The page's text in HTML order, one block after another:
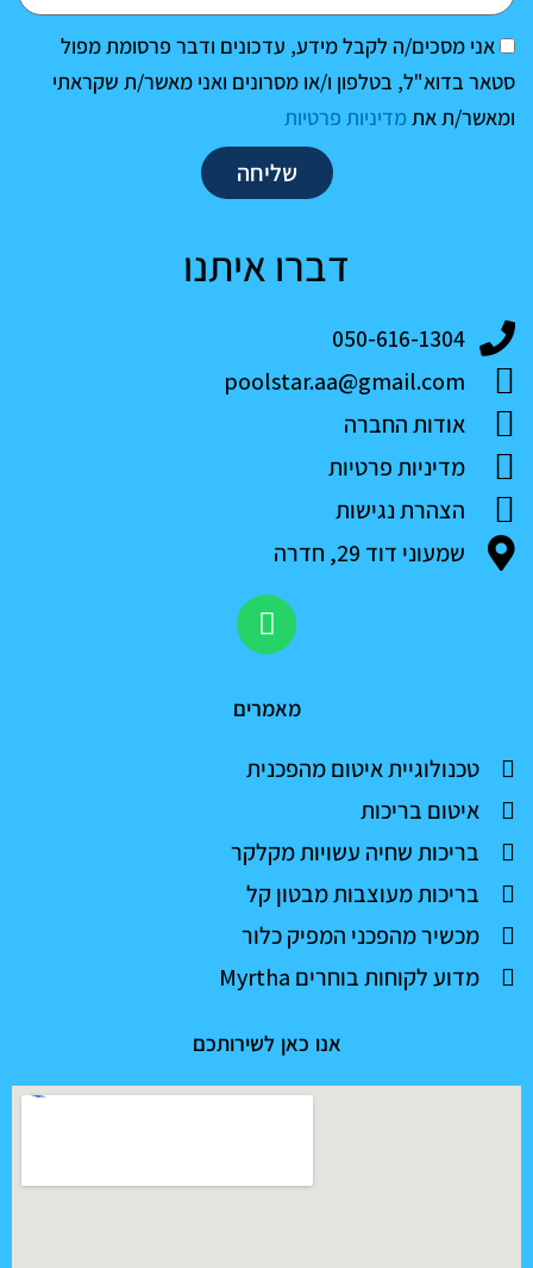
הסכמה
אני מסכים/ה לקבל מידע, עדכונים ודבר פרסומת מפול
סטאר בדוא"ל, בטלפון ו/או מסרונים ואני מאשר/ת שקראתי
ומאשר/ת אתמדיניות פרטיות
שליחה
דברו איתנו
050-616-1304
poolstar.aa@gmail.com
אודות החברה
מדיניות פרטיות
הצהרת נגישות
שמעוני דוד 29, חדרה
W
h
a
t
s
a
p
מאמרים
טכנולוגיית איטום מהפכנית
איטום בריכות
בריכות שחיה עשויות מקלקר
בריכות מעוצבות מבטון קל
מכשיר מהפכני המפיק כלור
מדוע לקוחות בוחרים Myrtha
אנו כאן לשירותכם